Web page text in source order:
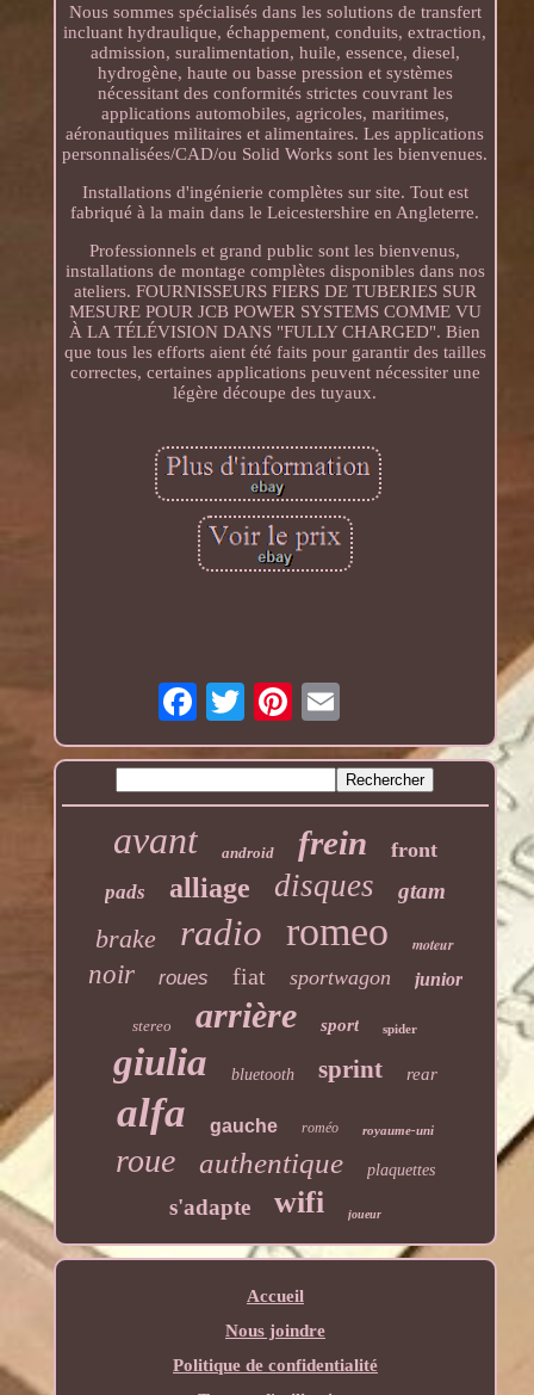
Nous sommes spécialisés dans les solutions de transfert
incluant hydraulique, échappement, conduits, extraction,
admission, suralimentation, huile, essence, diesel,
hydrogène, haute ou basse pression et systèmes
nécessitant des conformités strictes couvrant les
applications automobiles, agricoles, maritimes,
aéronautiques militaires et alimentaires. Les applications
personnalisées/CAD/ou Solid Works sont les bienvenues.
Installations d'ingénierie complètes sur site. Tout est
fabriqué à la main dans le Leicestershire en Angleterre.
Professionnels et grand public sont les bienvenus,
installations de montage complètes disponibles dans nos
ateliers. FOURNISSEURS FIERS DE TUBERIES SUR
MESURE POUR JCB POWER SYSTEMS COMME VU
À LA TÉLÉVISION DANS "FULLY CHARGED". Bien
que tous les efforts aient été faits pour garantir des tailles
correctes, certaines applications peuvent nécessiter une
légère découpe des tuyaux.
avant android frein front
pads alliage disques gtam
brake radio romeo moteur
noir roues fiat sportwagon junior
stereo arrière sport spider
giulia bluetooth sprint rear
alfa gauche roméo royaume-uni
roue authentique plaquettes
s'adapte wifi joueur
Accueil
Nous joindre
Politique de confidentialité